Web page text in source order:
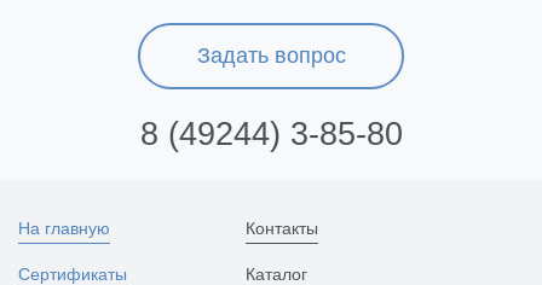
Задать вопрос
8 (49244) 3-85-80
На главную
Сертификаты
Контакты
Каталог